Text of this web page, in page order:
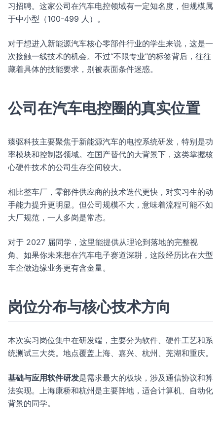
习招聘。这家公司在汽车电控领域有一定知名度，但规模属
于中小型（100-499 人）。
对于想进入新能源汽车核心零部件行业的学生来说，这是一
次接触一线技术的机会。不过“不限专业”的标签背后，往往
藏着具体的技能要求，别被表面条件迷惑。
公司在汽车电控圈的真实位置
臻驱科技主要聚焦于新能源汽车的电控系统研发，特别是功
率模块和控制器领域。在国产替代的大背景下，这类掌握核
心硬件技术的公司生存空间较大。
相比整车厂，零部件供应商的技术迭代更快，对实习生的动
手能力提升更明显。但公司规模不大，意味着流程可能不如
大厂规范，一人多岗是常态。
对于 2027 届同学，这里能提供从理论到落地的完整视
角。如果你未来想在汽车电子赛道深耕，这段经历比在大型
车企做边缘业务更有含金量。
岗位分布与核心技术方向
本次实习岗位集中在研发端，主要分为软件、硬件工艺和系
统测试三大类。地点覆盖上海、嘉兴、杭州、芜湖和重庆。
基础与应用软件研发是需求最大的板块，涉及通信协议和算
法实现。上海康桥和杭州是主要阵地，适合计算机、自动化
背景的同学。